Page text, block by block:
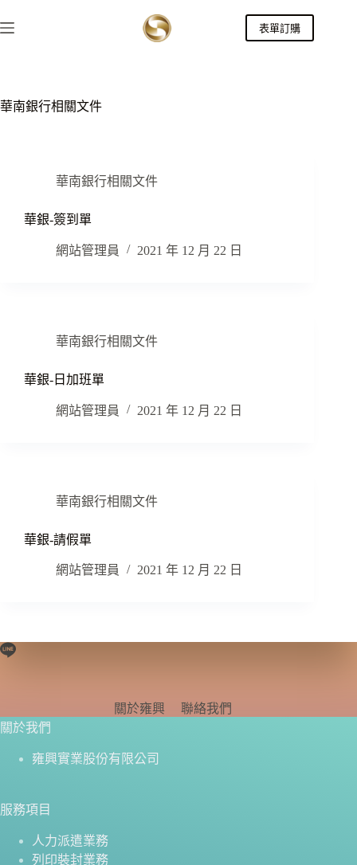
至
容
表單訂購
華南銀行相關文件
華南銀行相關文件
華銀-簽到單
網站管理員 2021 年 12 月 22 日
華南銀行相關文件
華銀-日加班單
網站管理員 2021 年 12 月 22 日
華南銀行相關文件
華銀-請假單
網站管理員 2021 年 12 月 22 日
關於雍興
聯絡我們
關於我們
雍興實業股份有限公司
服務項目
人力派遣業務
列印裝封業務